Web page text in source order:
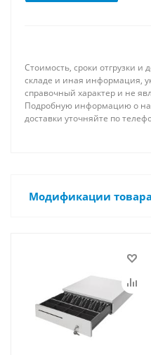
Стоимость, сроки отгрузки и
складе и иная информация,
справочный характер и не
Подробную информацию о
доставки уточняйте по
Модификации товара